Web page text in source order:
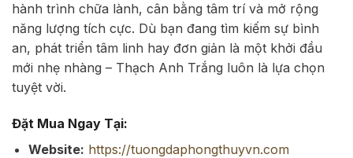
hành trình chữa lành, cân bằng tâm trí và mở rộng
năng lượng tích cực. Dù bạn đang tìm kiếm sự bình
an, phát triển tâm linh hay đơn giản là một khởi đầu
mới nhẹ nhàng – Thạch Anh Trắng luôn là lựa chọn
tuyệt vời.
Đặt Mua Ngay Tại:
Website: https://tuongdaphongthuyvn.com